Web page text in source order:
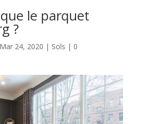
que le parquet
?
Mar 24, 2020 | Sols | 0